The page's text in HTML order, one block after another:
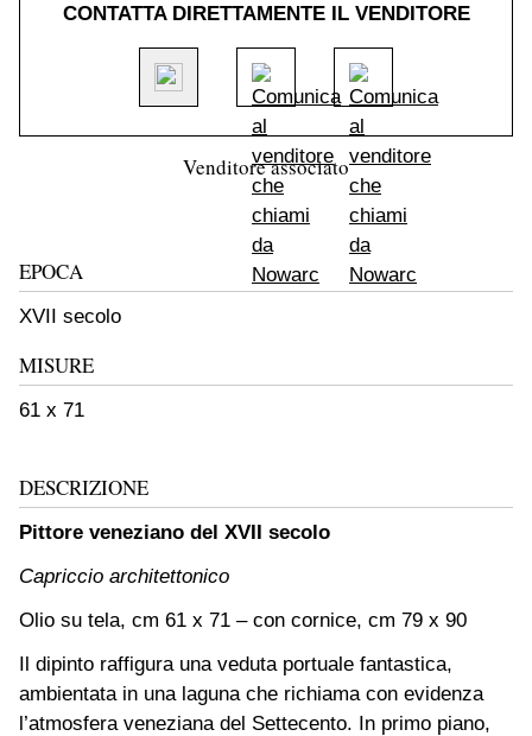
CONTATTA DIRETTAMENTE IL VENDITORE
Venditore associato
EPOCA
XVII secolo
MISURE
61 x 71
DESCRIZIONE
Pittore veneziano del XVII secolo
Capriccio architettonico
Olio su tela, cm 61 x 71 – con cornice, cm 79 x 90
Il dipinto raffigura una veduta portuale fantastica,
ambientata in una laguna che richiama con evidenza
l’atmosfera veneziana del Settecento. In primo piano,